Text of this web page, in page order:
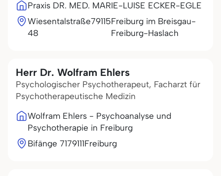
Praxis DR. MED. MARIE-LUISE ECKER-EGLE
Wiesentalstraße
48
79115Freiburg im Breisgau-
Freiburg-Haslach
Herr Dr. Wolfram Ehlers
Psychologischer Psychotherapeut, Facharzt für
Psychotherapeutische Medizin
Wolfram Ehlers - Psychoanalyse und
Psychotherapie in Freiburg
Bifänge 7179111Freiburg